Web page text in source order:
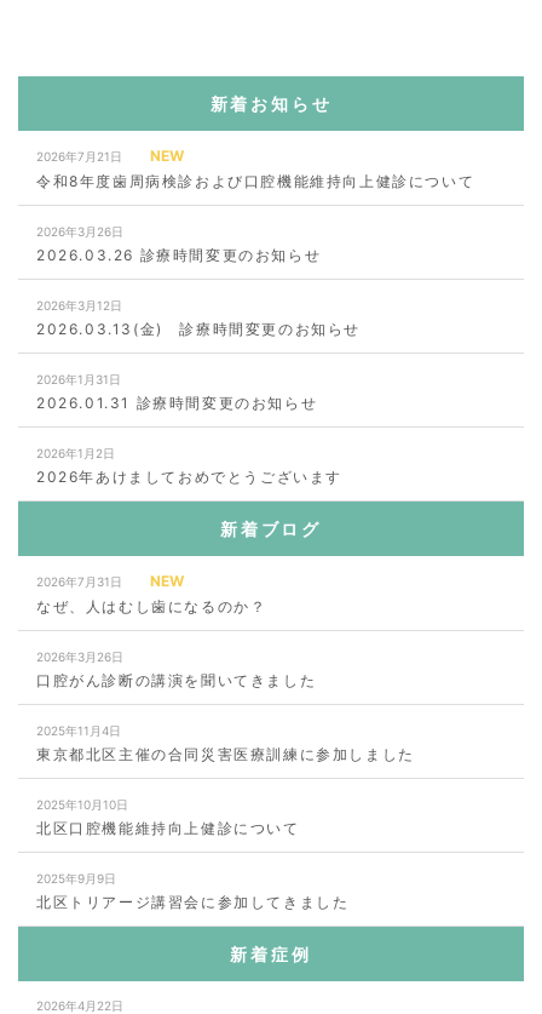
新着お知らせ
2026年7月21日
NEW
令和8年度歯周病検診および口腔機能維持向上健診について
2026年3月26日
2026.03.26 診療時間変更のお知らせ
2026年3月12日
2026.03.13(金) 診療時間変更のお知らせ
2026年1月31日
2026.01.31 診療時間変更のお知らせ
2026年1月2日
2026年あけましておめでとうございます
新着ブログ
2026年7月31日
NEW
なぜ、人はむし歯になるのか？
2026年3月26日
口腔がん診断の講演を聞いてきました
2025年11月4日
東京都北区主催の合同災害医療訓練に参加しました
2025年10月10日
北区口腔機能維持向上健診について
2025年9月9日
北区トリアージ講習会に参加してきました
新着症例
2026年4月22日